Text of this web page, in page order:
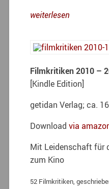
weiterlesen
Filmkritiken 2010 –
[Kindle Edition]
getidan Verlag; ca.
Downloadvia
Mit Leidenschaft für
zum Kino
52 Filmkritiken,